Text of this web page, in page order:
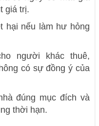
giá trị.
hại nếu làm hư hỏng
người khác thuê,
có sự đồng ý của
đúng mục đích và
thời hạn.